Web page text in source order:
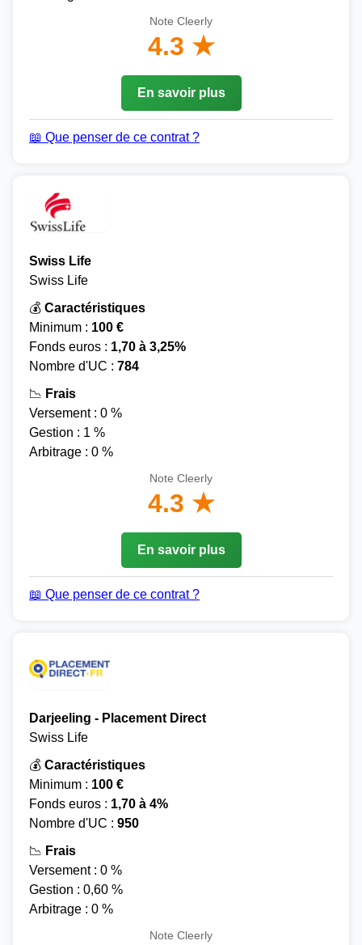
Note Cleerly
4.3 ★
En savoir plus
📖 Que penser de ce contrat ?
Swiss Life
Swiss Life
💰 Caractéristiques
Minimum : 100 €
Fonds euros : 1,70 à 3,25%
Nombre d'UC : 784
📉 Frais
Versement : 0 %
Gestion : 1 %
Arbitrage : 0 %
Note Cleerly
4.3 ★
En savoir plus
📖 Que penser de ce contrat ?
Darjeeling - Placement Direct
Swiss Life
💰 Caractéristiques
Minimum : 100 €
Fonds euros : 1,70 à 4%
Nombre d'UC : 950
📉 Frais
Versement : 0 %
Gestion : 0,60 %
Arbitrage : 0 %
Note Cleerly